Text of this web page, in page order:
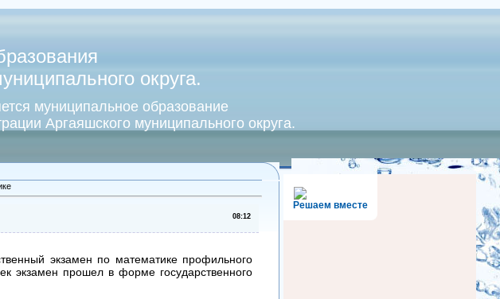
округа.
муниципальное образование
Аргаяшского муниципального округа.
08:12
экзамен по математике профильного
экзамен прошел в форме государственного
Решаем вместе